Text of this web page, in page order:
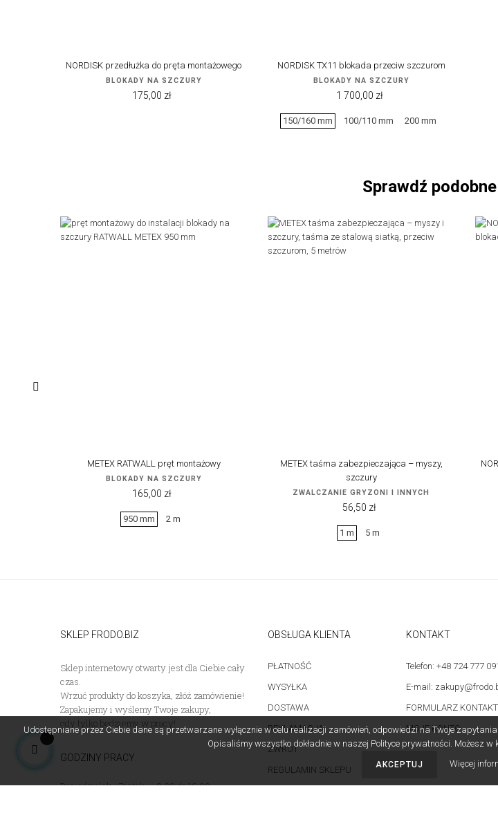
NORDISK przedłużka do pręta montażowego
BLOKADY NA SZCZURY
Cena
175,00 zł
NORDISK TX11 blokada przeciw szczurom
BLOKADY NA SZCZURY
Cena
1 700,00 zł
150/160 mm 100/110 mm 200 mm
Sprawdź
METEX RATWALL pręt montażowy
BLOKADY NA SZCZURY
Cena
165,00 zł
950 mm 2 m
METEX taśma zabezpieczająca – myszy,
szczury
ZWALCZANIE GRYZONI I INNYCH
Cena
56,50 zł
1 m 5 m
SKLEP FRODO.BIZ
Sklep internetowy otwarty jest dla Ciebie cały
czas.
Wrzuć produkty do koszyka, złóż zamówienie!
Zapakujemy i wyślemy Twoje zakupy,
gdy tylko będziemy w pracy!
GODZINY PRACY
Poniedziałek - Piątek .... 8:00 do 16:00
OBSŁUGA KLIENTA
PŁATNOŚĆ
WYSYŁKA
DOSTAWA
REKLAMACJA
ZWROT
REGULAMIN SKLEPU
KONTAKT
Telefon: +48 724 777
E-mail:
FORMULARZ
MOJE KONTO
Udostępniane przez Ciebie dane są przetwarzane wyłącznie w celu realizacji zamówień, odpowiedzi na Twoje
Opisaliśmy wszystko dokładnie w naszej Polityce prywatności. Możesz w
AKCEPTUJ Więcej